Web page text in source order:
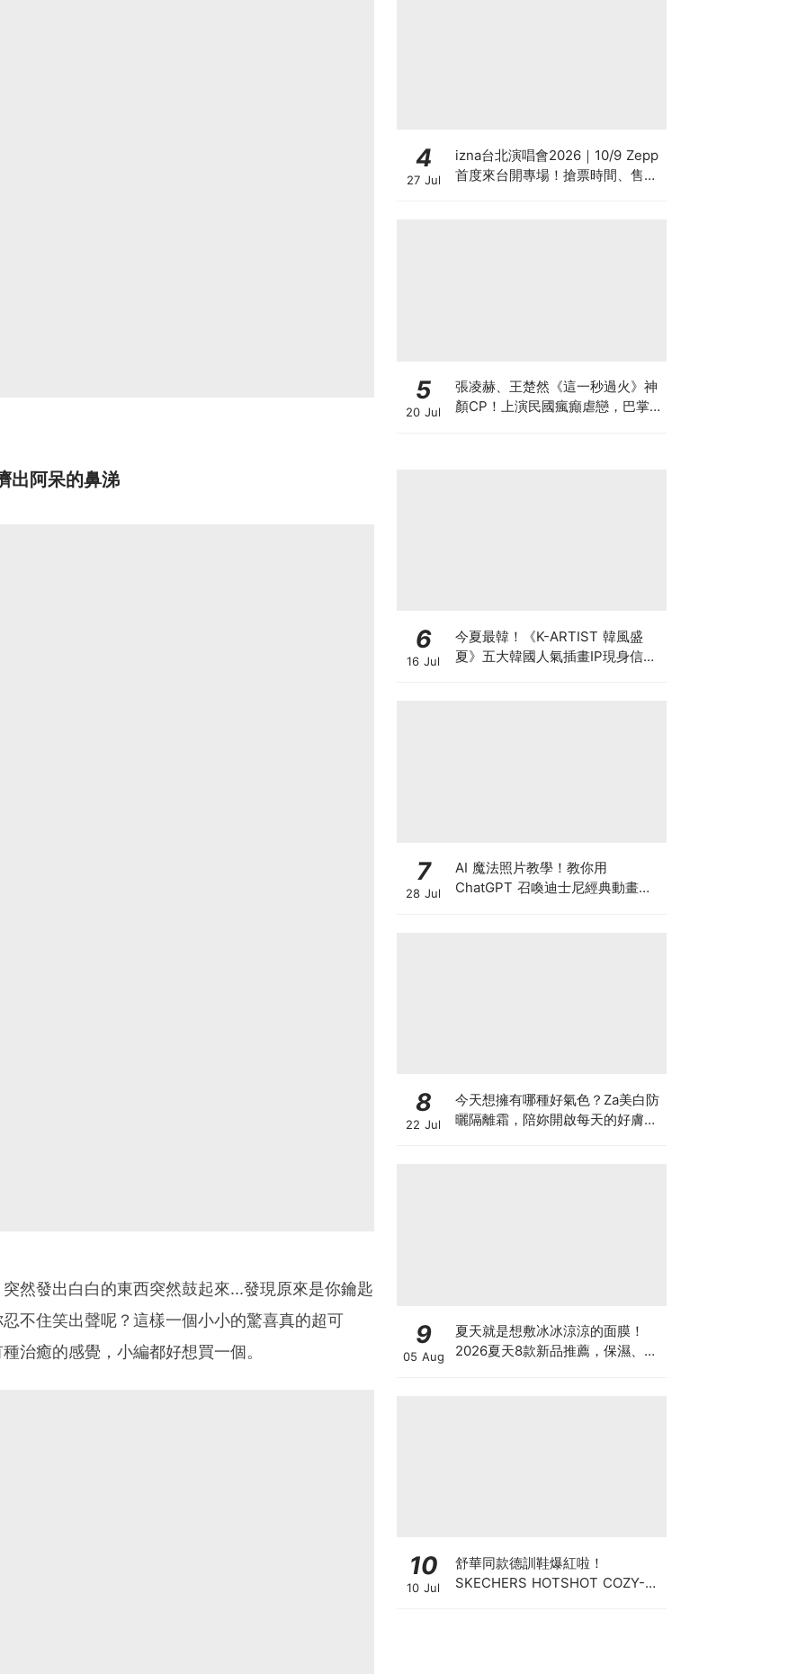
出阿呆的鼻涕
然發出白白的東西突然鼓起來...發現原來是你鑰匙
不住笑出聲呢？這樣一個小小的驚喜真的超可
治癒的感覺，小編都好想買一個。
4
27 Jul
izna台北演唱會2026｜10/9 Zepp
首度來台開專場！搶票時間、售票
5
20 Jul
張凌赫、王楚然《這一秒過火》神
顏CP！上演民國瘋癲虐戀，巴掌
6
16 Jul
今夏最韓！《K-ARTIST 韓風盛
夏》五大韓國人氣插畫IP現身信義
7
28 Jul
AI 魔法照片教學！教你用
ChatGPT 召喚迪士尼經典動畫，
8
22 Jul
今天想擁有哪種好氣色？Za美白防
曬隔離霜，陪妳開啟每天的好膚
9
05 Aug
夏天就是想敷冰冰涼涼的面膜！
2026夏天8款新品推薦，保濕、毛
10
10 Jul
舒華同款德訓鞋爆紅啦！
SKECHERS HOTSHOT COZY-